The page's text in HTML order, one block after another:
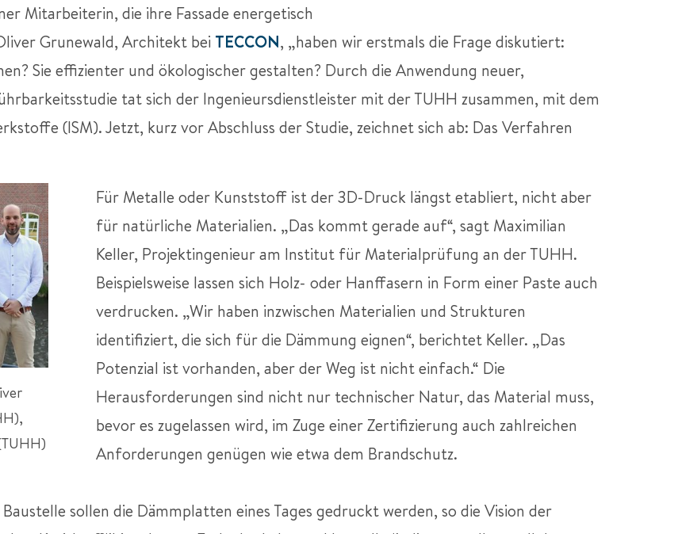
Mitarbeiterin, die ihre Fassade energetisch
Grunewald, Architekt bei TECCON, „haben wir erstmals die Frage diskutiert:
Sie effizienter und ökologischer gestalten? Durch die Anwendung neuer,
tat sich der Ingenieursdienstleister mit der TUHH zusammen, mit dem
(ISM). Jetzt, kurz vor Abschluss der Studie, zeichnet sich ab: Das Verfahren
Für Metalle oder Kunststoff ist der 3D-Druck längst etabliert, nicht aber
für natürliche Materialien. „Das kommt gerade auf“, sagt Maximilian
Keller, Projektingenieur am Institut für Materialprüfung an der TUHH.
Beispielsweise lassen sich Holz- oder Hanffasern in Form einer Paste auch
verdrucken. „Wir haben inzwischen Materialien und Strukturen
identifiziert, die sich für die Dämmung eignen“, berichtet Keller. „Das
Potenzial ist vorhanden, aber der Weg ist nicht einfach.“ Die
Herausforderungen sind nicht nur technischer Natur, das Material muss,
bevor es zugelassen wird, im Zuge einer Zertifizierung auch zahlreichen
Anforderungen genügen wie etwa dem Brandschutz.
sollen die Dämmplatten eines Tages gedruckt werden, so die Vision der